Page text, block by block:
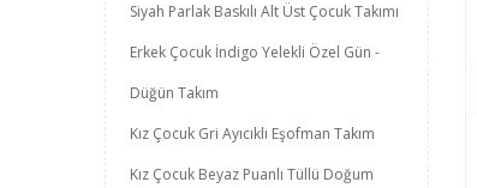
Siyah Parlak Baskılı Alt Üst Çocuk Takımı
Erkek Çocuk İndigo Yelekli Özel Gün -
Düğün Takım
Kız Çocuk Gri Ayıcıklı Eşofman Takım
Kız Çocuk Beyaz Puanlı Tüllü Doğum